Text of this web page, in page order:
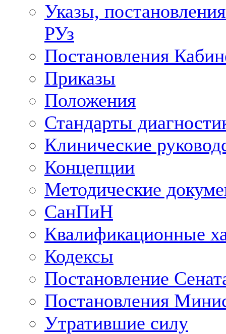
Указы,
РУз
Постановления
Приказы
Положения
Стандарты
Клинические
Концепции
Методические
СанПиН
Квалификационные
Кодексы
Постановление
Постановления
Утратившие силу